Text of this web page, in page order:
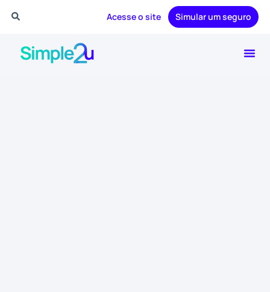
Simular um seguro
Acesse o site